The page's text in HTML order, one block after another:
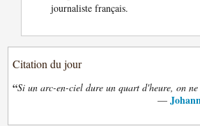
journaliste français.
Citation du jour
“Si un arc-en-ciel dure un quart d'heure, on
—